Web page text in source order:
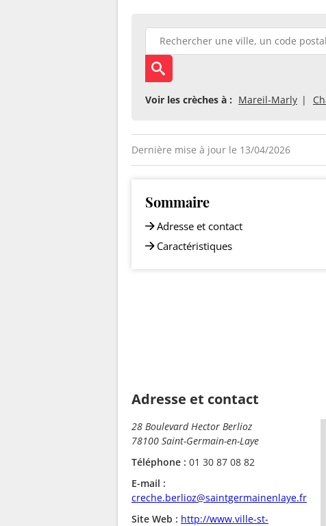
Voir les crèches à : Mareil-Marly
Dernière mise à jour le 13/04/2026
Sommaire
Adresse et contact
Caractéristiques
Adresse et contact
28 Boulevard Hector Berlioz
78100 Saint-Germain-en-Laye
Téléphone : 01 30 87 08 82
E-mail :
creche.berlioz@saintgermainenlaye.fr
Site Web : http://www.ville-st-